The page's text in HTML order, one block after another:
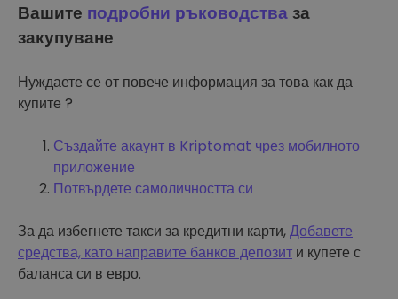
Вашите подробни ръководстваза
закупуване
Нуждаете се от повече информация за това как да
купите ?
Създайте акаунт в Kriptomat чрез мобилното
приложение
Потвърдете самоличността си
За да избегнете такси за кредитни карти,Добавете
средства, като направите банков депозит и купете с
баланса си в евро.